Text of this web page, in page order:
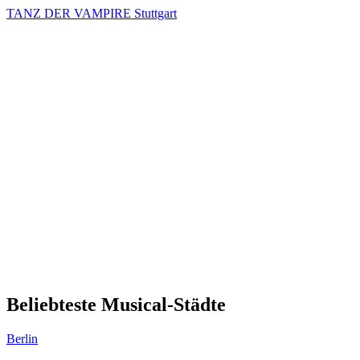
TANZ DER VAMPIRE Stuttgart
Beliebteste Musical-Städte
Berlin